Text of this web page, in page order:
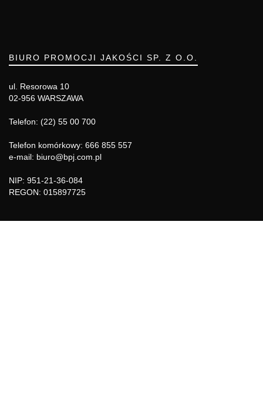
BIURO PROMOCJI JAKOŚCI SP. Z O.O.
ul. Resorowa 10
02-956 WARSZAWA
Telefon: (22) 55 00 700
Telefon komórkowy: 666 855 557
e-mail: biuro@bpj.com.pl
NIP: 951-21-36-084
REGON: 015897725